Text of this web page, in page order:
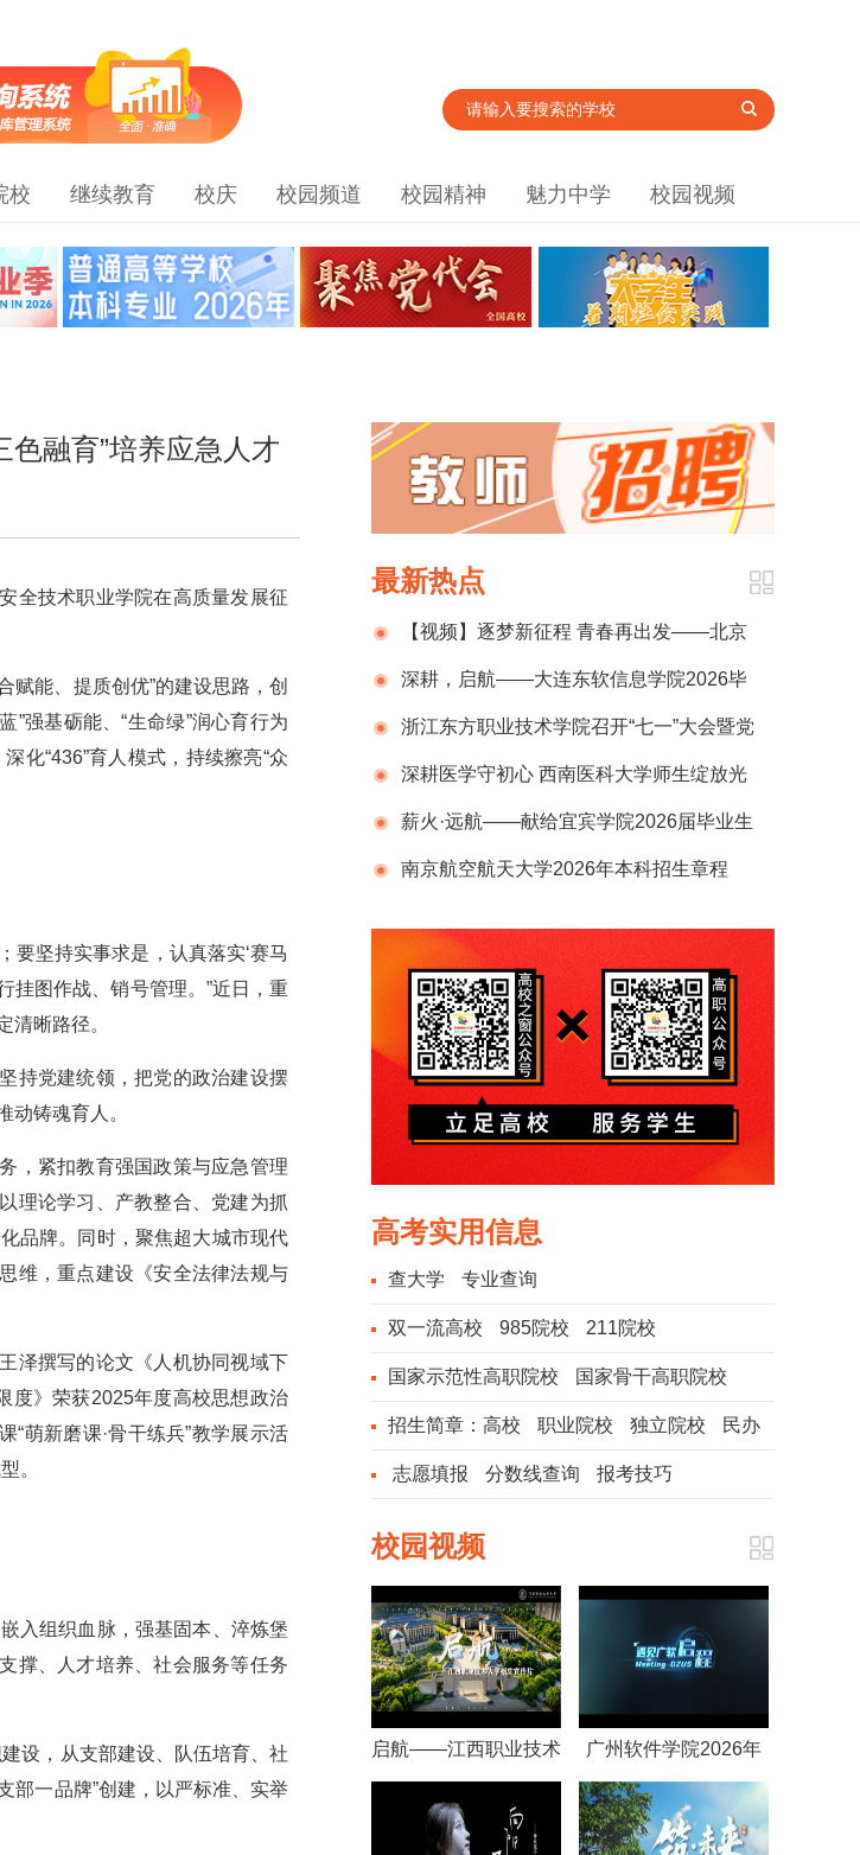
校 继续教育 校庆 校园频道 校园精神 魅力中学 校园视频
色融育”培养应急人才
全技术职业学院在高质量发展征
赋能、提质创优”的建设思路，创
”强基砺能、“生命绿”润心育行为
化“436”育人模式，持续擦亮“众
要坚持实事求是，认真落实‘赛马
挂图作战、销号管理。”近日，重
清晰路径。
持党建统领，把党的政治建设摆
动铸魂育人。
，紧扣教育强国政策与应急管理
理论学习、产教整合、党建为抓
品牌。同时，聚焦超大城市现代
维，重点建设《安全法律法规与
泽撰写的论文《人机协同视域下
度》荣获2025年度高校思想政治
“萌新磨课·骨干练兵”教学展示活
。
入组织血脉，强基固本、淬炼堡
撑、人才培养、社会服务等任务
设，从支部建设、队伍培育、社
部一品牌”创建，以严标准、实举
最新热点
【视频】逐梦新征程 青春再出发——北京
农业职业学院隆重举行2026年毕业典礼
深耕，启航——大连东软信息学院2026毕
业季浙江东方职业技术学院召开“七一”大会暨党
的建设工作推进会
深耕医学守初心 西南医科大学师生绽放光
彩 薪火·远航——献给宜宾学院2026届毕业生
南京航空航天大学2026年本科招生章程
高考实用信息
查大学 专业查询
双一流高校 985院校 211院校
国家示范性高职院校 国家骨干高职院校
招生简章： 高校 职业院校 独立院校 民办
院校志愿填报 分数线查询 报考技巧
校园视频
启航——江西职业技术 广州软件学院2026年
宣传片